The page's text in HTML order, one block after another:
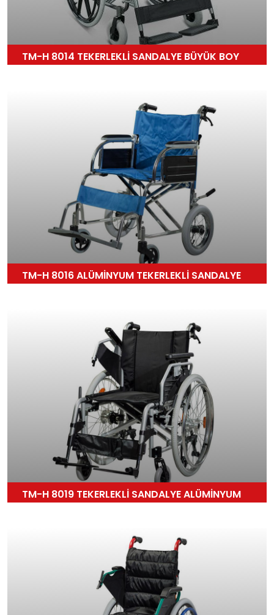
TM-H 8014 TEKERLEKLİ SANDALYE BÜYÜK BOY
TM-H 8016 ALÜMİNYUM TEKERLEKLİ SANDALYE
TM-H 8019 TEKERLEKLİ SANDALYE ALÜMİNYUM